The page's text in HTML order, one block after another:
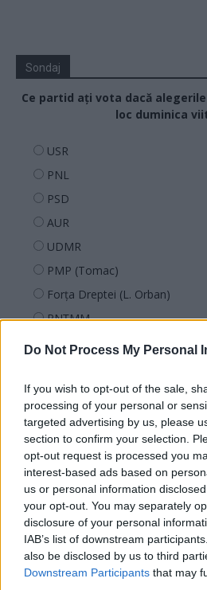
Do Not Process My Personal
If you wish to opt-out of the sale,
processing of your personal or
targeted advertising by us, please
section to confirm your selection.
opt-out request is processed you
interest-based ads based on
us or personal information
your opt-out. You may separately
disclosure of your personal
IAB’s list of downstream
also be disclosed by us to third
Downstream Participants that may
Sondaj
Ce partid ați vota dacă
loc duminica
USR
PNL
PSD
AUR
UDMR
PMP (Tomac)
Forța Dreptei (L. Orban)
PNȚMM
REPER
SOS (Șoșoacă)
POT (Gavrilă)
PACE (Peia)
Acțiunea Conservatoare
PDF (Lazarus)
PUSL (D. Voiculescu)
PNȚCD (Pavelescu)
PNCR (Terheș)
Partidul Patrioților (Surugiu)